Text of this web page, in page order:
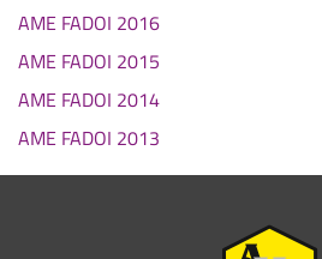
AME FADOI 2016
AME FADOI 2015
AME FADOI 2014
AME FADOI 2013